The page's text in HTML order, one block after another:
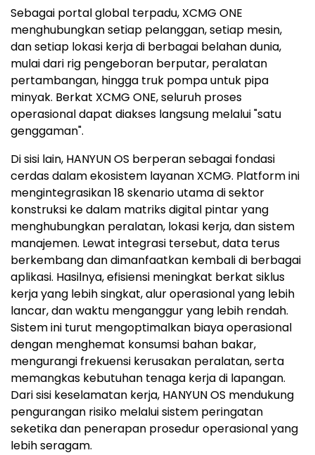
Sebagai portal global terpadu, XCMG ONE
menghubungkan setiap pelanggan, setiap mesin,
dan setiap lokasi kerja di berbagai belahan dunia,
mulai dari rig pengeboran berputar, peralatan
pertambangan, hingga truk pompa untuk pipa
minyak. Berkat XCMG ONE, seluruh proses
operasional dapat diakses langsung melalui "satu
genggaman".
Di sisi lain, HANYUN OS berperan sebagai fondasi
cerdas dalam ekosistem layanan XCMG. Platform ini
mengintegrasikan 18 skenario utama di sektor
konstruksi ke dalam matriks digital pintar yang
menghubungkan peralatan, lokasi kerja, dan sistem
manajemen. Lewat integrasi tersebut, data terus
berkembang dan dimanfaatkan kembali di berbagai
aplikasi. Hasilnya, efisiensi meningkat berkat siklus
kerja yang lebih singkat, alur operasional yang lebih
lancar, dan waktu menganggur yang lebih rendah.
Sistem ini turut mengoptimalkan biaya operasional
dengan menghemat konsumsi bahan bakar,
mengurangi frekuensi kerusakan peralatan, serta
memangkas kebutuhan tenaga kerja di lapangan.
Dari sisi keselamatan kerja, HANYUN OS mendukung
pengurangan risiko melalui sistem peringatan
seketika dan penerapan prosedur operasional yang
lebih seragam.